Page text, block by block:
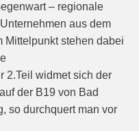
– regionale
aus dem
Mittelpunkt stehen dabei
2.Teil widmet sich der
der B19 von Bad
so durchquert man vor